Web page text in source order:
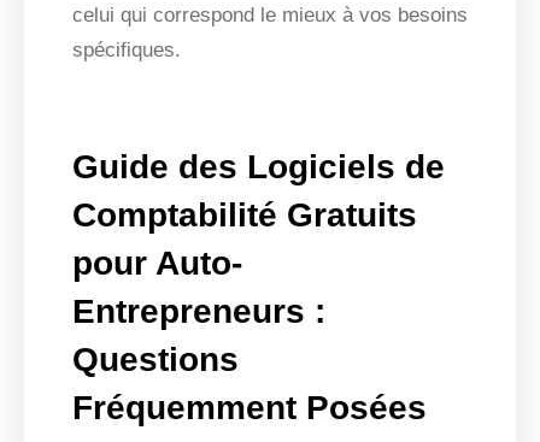
celui qui correspond le mieux à vos besoins
spécifiques.
Guide des Logiciels de
Comptabilité Gratuits
pour Auto-
Entrepreneurs :
Questions
Fréquemment Posées